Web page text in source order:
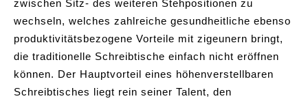
zwischen Sitz- des weiteren Stehpositionen zu
wechseln, welches zahlreiche gesundheitliche ebenso
produktivitätsbezogene Vorteile mit zigeunern bringt,
die traditionelle Schreibtische einfach nicht eröffnen
können. Der Hauptvorteil eines höhenverstellbaren
Schreibtisches liegt rein seiner Talent, den